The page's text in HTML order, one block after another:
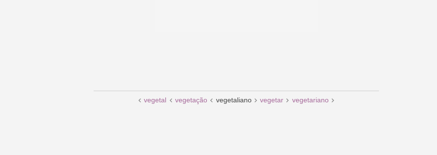
vegetal vegetação vegetaliano vegetar vegetariano